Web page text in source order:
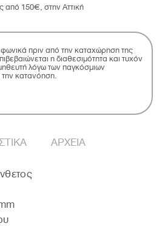
από 150€, στην Αττική
πριν από την καταχώρηση της
η διαθεσιμότητα και τυχόν
λόγω των παγκόσμιων
κατανόηση.
ΑΡΧΕΙΑ